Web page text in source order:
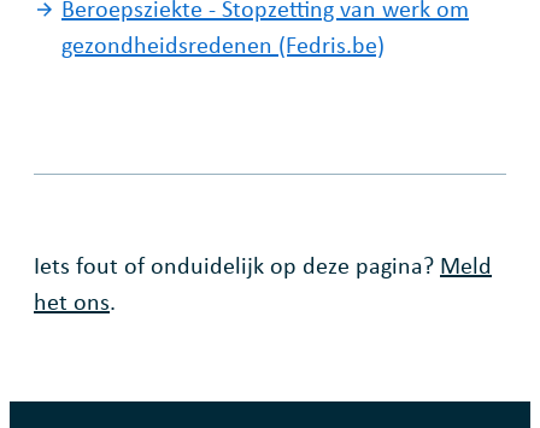
Beroepsziekte - Stopzetting van werk om
gezondheidsredenen (Fedris.be)
Fout op deze pagina
Iets fout of onduidelijk op deze pagina? Meld
het ons.